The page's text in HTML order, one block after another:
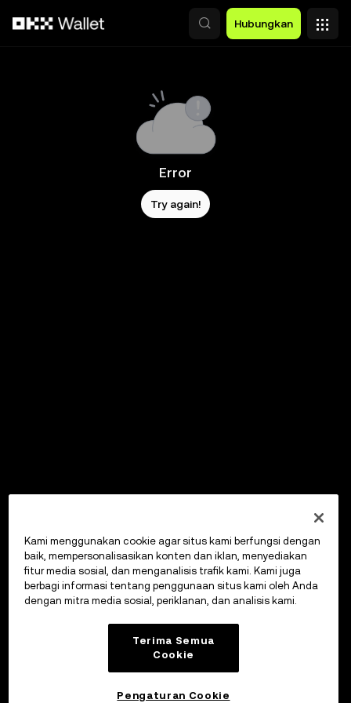
Hubungkan
Error
Try again!
Kami menggunakan cookie agar situs kami berfungsi dengan
baik, mempersonalisasikan konten dan iklan, menyediakan
fitur media sosial, dan menganalisis trafik kami. Kami juga
berbagi informasi tentang penggunaan situs kami oleh Anda
dengan mitra media sosial, periklanan, dan analisis kami.
Terima Semua
Cookie
Pengaturan Cookie